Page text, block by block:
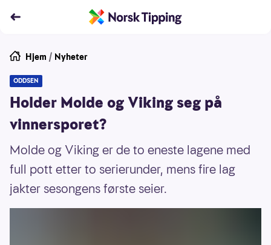
Hjem / Nyheter
ODDSEN
Holder Molde og Viking seg på
vinnersporet?
Molde og Viking er de to eneste lagene med
full pott etter to serierunder, mens fire lag
jakter sesongens første seier.